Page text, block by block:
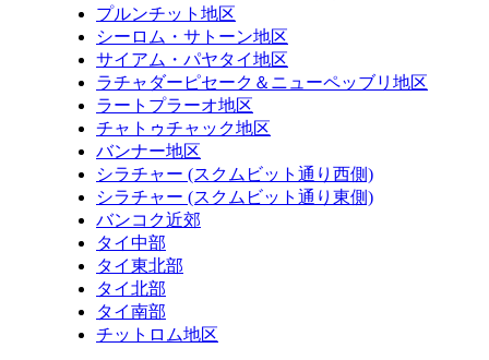
プルンチット地区
シーロム・サトーン地区
サイアム・パヤタイ地区
ラチャダーピセーク＆ニューペッブリ地区
ラートプラーオ地区
チャトゥチャック地区
バンナー地区
シラチャー (スクムビット通り西側)
シラチャー (スクムビット通り東側)
バンコク近郊
タイ中部
タイ東北部
タイ北部
タイ南部
チットロム地区